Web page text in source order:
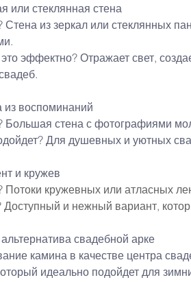
или стеклянная стена
Стена из зеркал или стеклянных
эффектно? Отражает свет,
из воспоминаний
Большая стена с фотографиями
Для душевных и уютных
и кружев
Потоки кружевных или атласных
и нежный вариант,
свадебной арке
камина в качестве центра
идеально подойдет для